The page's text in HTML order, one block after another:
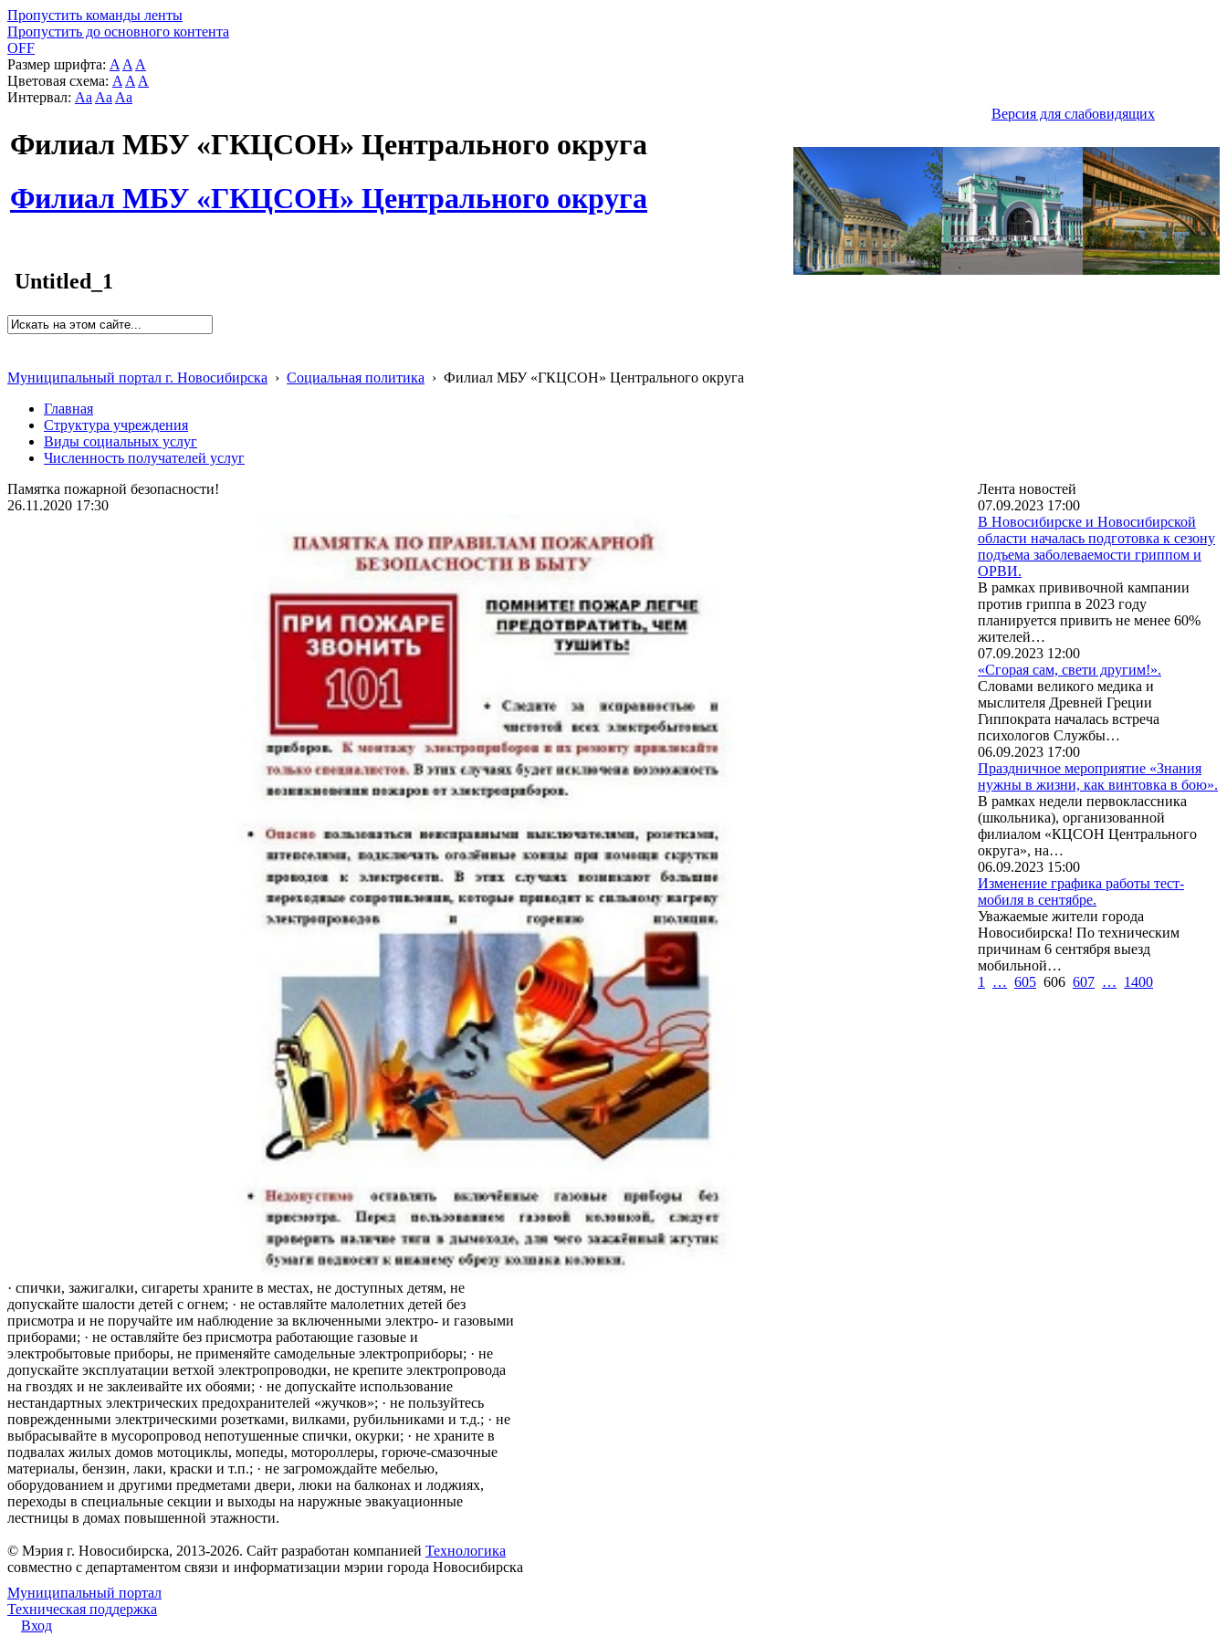
Пропустить команды ленты
Пропустить до основного контента
OFF
Размер шрифта: A A A
Цветовая схема: A A A
Интервал: Aa Aa Aa
Версия для слабовидящих
Филиал МБУ «ГКЦСОН» Центрального округа
Филиал МБУ «ГКЦСОН» Центрального округа
Untitled_1
Муниципальный портал г. Новосибирска › Социальная политика › Филиал МБУ «ГКЦСОН» Центрального округа
Главная
Структура учреждения
Виды социальных услуг
Численность получателей услуг
Памятка пожарной безопасности!
26.11.2020 17:30
· спички, зажигалки, сигареты храните в местах, не доступных детям, не
допускайте шалости детей с огнем; · не оставляйте малолетних детей без
присмотра и не поручайте им наблюдение за включенными электро- и газовыми
приборами; · не оставляйте без присмотра работающие газовые и
электробытовые приборы, не применяйте самодельные электроприборы; · не
допускайте эксплуатации ветхой электропроводки, не крепите электропровода
на гвоздях и не заклеивайте их обоями; · не допускайте использование
нестандартных электрических предохранителей «жучков»; · не пользуйтесь
поврежденными электрическими розетками, вилками, рубильниками и т.д.; · не
выбрасывайте в мусоропровод непотушенные спички, окурки; · не храните в
подвалах жилых домов мотоциклы, мопеды, мотороллеры, горюче-смазочные
материалы, бензин, лаки, краски и т.п.; · не загромождайте мебелью,
оборудованием и другими предметами двери, люки на балконах и лоджиях,
переходы в специальные секции и выходы на наружные эвакуационные
лестницы в домах повышенной этажности.
Лента новостей
07.09.2023 17:00
В Новосибирске и Новосибирской
области началась подготовка к сезону
подъема заболеваемости гриппом и
ОРВИ.
В рамках прививочной кампании
против гриппа в 2023 году
планируется привить не менее 60%
жителей…
07.09.2023 12:00
«Сгорая сам, свети другим!».
Словами великого медика и
мыслителя Древней Греции
Гиппократа началась встреча
психологов Службы…
06.09.2023 17:00
Праздничное мероприятие «Знания
нужны в жизни, как винтовка в бою».
В рамках недели первоклассника
(школьника), организованной
филиалом «КЦСОН Центрального
округа», на…
06.09.2023 15:00
Изменение графика работы тест-
мобиля в сентябре.
Уважаемые жители города
Новосибирска! По техническим
причинам 6 сентября выезд
мобильной…
1
… 605 606 607 … 1400
© Мэрия г. Новосибирска, 2013-2026. Сайт разработан компанией Технологика
совместно с департаментом связи и информатизации мэрии города Новосибирска
Муниципальный портал
Техническая поддержка
Вход